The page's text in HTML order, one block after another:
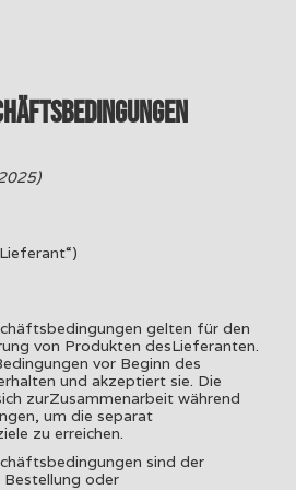
gelten für den
von Produkten desLieferanten.
vor Beginn des
und akzeptiert sie. Die
zurZusammenarbeit während
um die separat
zu erreichen.
sind der
oder